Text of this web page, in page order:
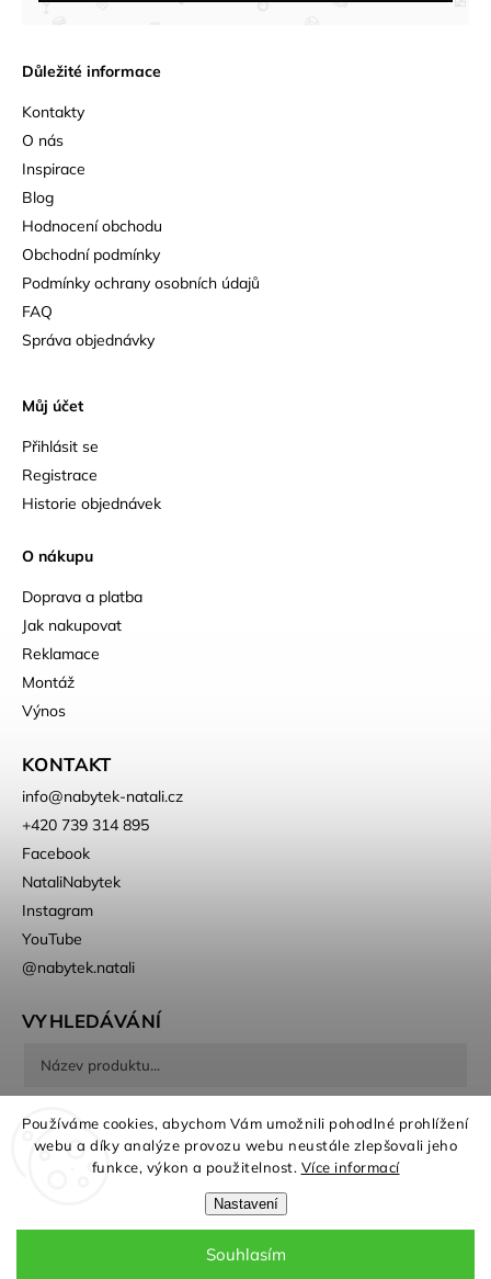
Používáme cookies, abychom Vám umožnili pohodlné prohlížení
webu a díky analýze provozu webu neustále zlepšovali jeho
funkce, výkon a použitelnost. Více informací
Nastavení
Souhlasím
Důležité informace
Kontakty
O nás
Inspirace
Blog
Hodnocení obchodu
Obchodní podmínky
Podmínky ochrany osobních údajů
FAQ
Správa objednávky
Můj účet
Přihlásit se
Registrace
Historie objednávek
O nákupu
Doprava a platba
Jak nakupovat
Reklamace
Montáž
Výnos
KONTAKT
info@nabytek-natali.cz
+420 739 314 895
Facebook
NataliNabytek
Instagram
YouTube
@nabytek.natali
VYHLEDÁVÁNÍ
Hledat